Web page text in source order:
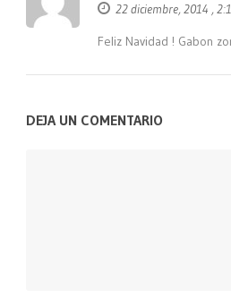
22 diciembre, 2014 ,
Feliz Navidad ! Gabon
DEJA UN COMENTARIO